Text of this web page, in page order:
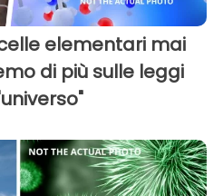
elementari mai
di più sulle leggi